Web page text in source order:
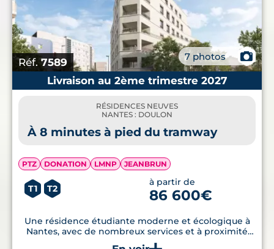
Réf.7589 7 photos
📷
Livraison au 2ème trimestre 2027
RÉSIDENCES NEUVES
NANTES : DOULON
À 8 minutes à pied du tramway
PTZ DONATION LMNP JEANBRUN
T1 T2
à partir de
86 600€
Une résidence étudiante moderne et écologique à
Nantes, avec de nombreux services et à proximité
immédiate des commodités.